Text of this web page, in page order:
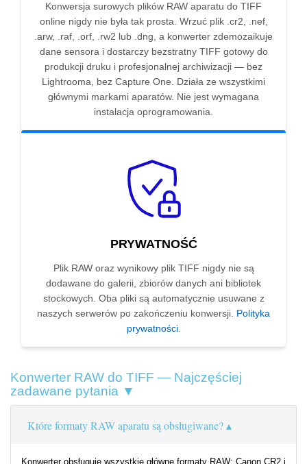
Konwersja surowych plików RAW aparatu do TIFF
online nigdy nie była tak prosta. Wrzuć plik .cr2, .nef,
.arw, .raf, .orf, .rw2 lub .dng, a konwerter zdemozaikuje
dane sensora i dostarczy bezstratny TIFF gotowy do
produkcji druku i profesjonalnej archiwizacji — bez
Lightrooma, bez Capture One. Działa ze wszystkimi
głównymi markami aparatów. Nie jest wymagana
instalacja oprogramowania.
PRYWATNOŚĆ
Plik RAW oraz wynikowy plik TIFF nigdy nie są
dodawane do galerii, zbiorów danych ani bibliotek
stockowych. Oba pliki są automatycznie usuwane z
naszych serwerów po zakończeniu konwersji. Polityka
prywatności.
Konwerter RAW do TIFF — Najczęściej
zadawane pytania ▼
Które formaty RAW aparatu są obsługiwane?
Konwerter obsługuje wszystkie główne formaty RAW: Canon CR2 i